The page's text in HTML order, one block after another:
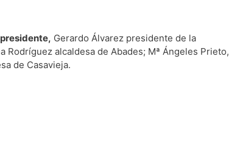
Gerardo Álvarez presidente de la
Rodríguez alcaldesa de Abades; Mª Ángeles Prieto,
de Casavieja.